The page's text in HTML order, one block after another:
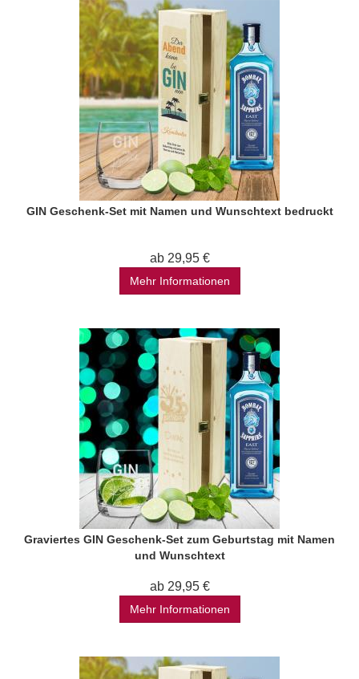
GIN Geschenk-Set mit Namen und Wunschtext bedruckt
ab 29,95 €
Mehr Informationen
Graviertes GIN Geschenk-Set zum Geburtstag mit Namen
und Wunschtext
ab 29,95 €
Mehr Informationen